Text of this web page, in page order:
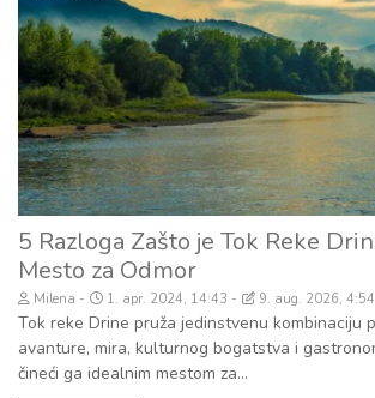
5 Razloga Zašto je Tok Reke
Mesto za Odmor
Milena 1. apr. 2024, 14:43 9. aug. 2026, 4:54
Tok reke Drine pruža jedinstvenu kombinaciju
avanture, mira, kulturnog bogatstva i
čineći ga idealnim mestom za...